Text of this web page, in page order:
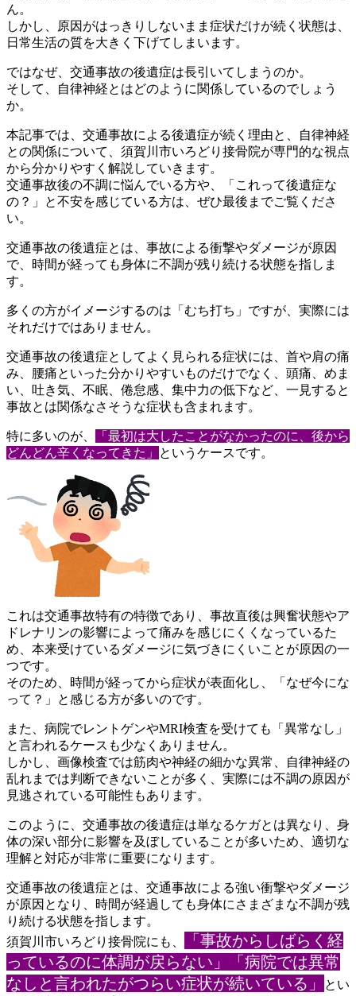
ん。
しかし、原因がはっきりしないまま症状だけが続く状態は、
日常生活の質を大きく下げてしまいます。
ではなぜ、交通事故の後遺症は長引いてしまうのか。
そして、自律神経とはどのように関係しているのでしょう
か。
本記事では、交通事故による後遺症が続く理由と、自律神経
との関係について、須賀川市いろどり接骨院が専門的な視点
から分かりやすく解説していきます。
交通事故後の不調に悩んでいる方や、「これって後遺症な
の？」と不安を感じている方は、ぜひ最後までご覧くださ
い。
交通事故の後遺症とは、事故による衝撃やダメージが原因
で、時間が経っても身体に不調が残り続ける状態を指しま
す。
多くの方がイメージするのは「むち打ち」ですが、実際には
それだけではありません。
交通事故の後遺症としてよく見られる症状には、首や肩の痛
み、腰痛といった分かりやすいものだけでなく、頭痛、めま
い、吐き気、 不眠、倦怠感、集中力の低下など、一見すると
事故とは関係なさそ うな症状も含まれます。
特に多いのが、
「最初は大したことがなかったのに、後から
どんどん辛くなってきた」 というケースです。
これは交通事故特有の特徴であり、事故直後は興奮状態やア
ドレナ リンの影響によって痛みを感じにくくなっているた
め、本来受けているダメージに気づきにくいことが原因の一
つです。
そのため、時間が経ってから症状が表面化し、「なぜ今にな
って？ 」と感じる方が多いのです。
また、病院でレントゲンやMRI検査を受けても「異常なし」
と言われるケースも少なくありません。
しかし、画像検査では筋肉や神経の細かな異常、自律神経の
乱れま では判断できないことが多く、実際には不調の原因が
見逃されている可能性もあります。
このように、交通事故の後遺症は単なるケガとは異なり、身
体の深い部分に影響を及ぼしていることが多いため、適切な
理解と対応が非常に重要になります。
交通事故の後遺症とは、交通事故による強い衝撃やダメージ
が原因 となり、時間が経過しても身体にさまざまな不調が残
り続ける状態を指します。
須賀川市いろどり接骨院にも、
「事故からしばらく経
っているのに体調が戻らない」「病院では異常
なしと言われたがつらい症状が続いている」
とい